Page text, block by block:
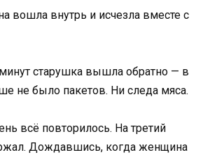
вошла внутрь и исчезла вместе с
старушка вышла обратно — в
не было пакетов. Ни следа мяса.
всё повторилось. На третий
Дождавшись, когда женщина